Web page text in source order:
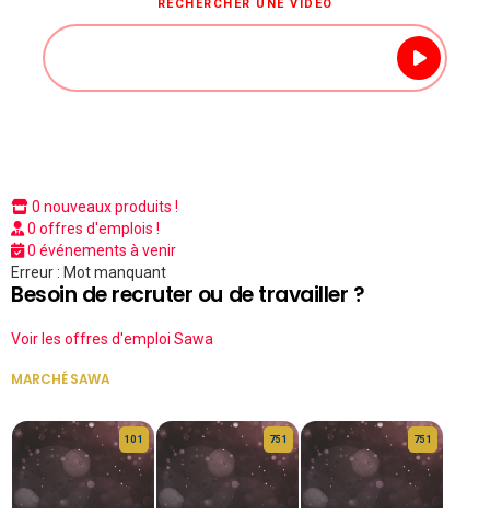
RECHERCHER UNE VIDÉO
0 nouveaux produits !
0 offres d'emplois !
0 événements à venir
Erreur : Mot manquant
Besoin de recruter ou de travailler ?
Voir les offres d'emploi Sawa
MARCHÉ SAWA
10 1 75 1 75 1